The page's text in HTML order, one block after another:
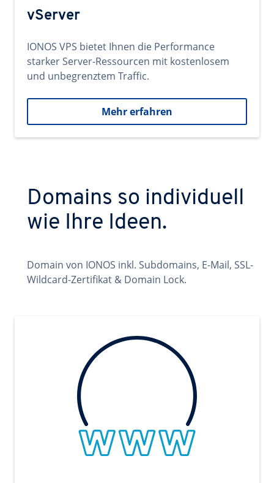
vServer
IONOS VPS bietet Ihnen die Performance
starker Server-Ressourcen mit kostenlosem
und unbegrenztem Traffic.
Mehr erfahren
Domains so individuell
wie Ihre Ideen.
Domain von IONOS inkl. Subdomains, E-Mail, SSL-
Wildcard-Zertifikat & Domain Lock.